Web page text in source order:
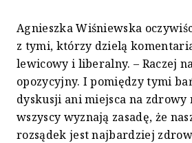
Agnieszka Wiśniewska
z tymi, którzy dzielą
lewicowy i liberalny. – Raczej
opozycyjny. I pomiędzy tymi
dyskusji ani miejsca na zdrowy
wszyscy wyznają zasadę, że
rozsądek jest najbardziej